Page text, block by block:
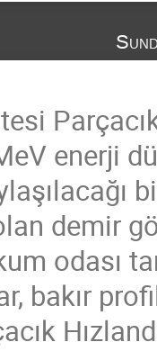
enerji
demir
odası
bakır